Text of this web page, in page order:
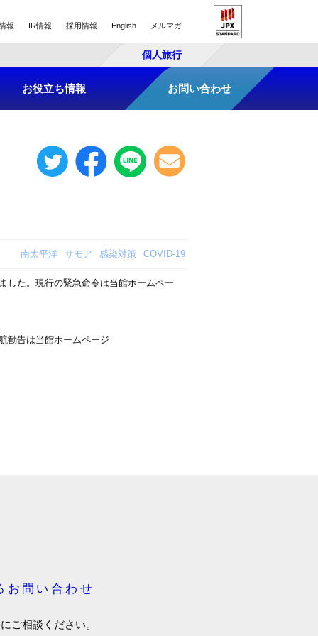
報 IR情報 採用情報 English メルマガ
個人旅行
お役立ち情報 お問い合わせ
南太平洋 サモア 感染対策 COVID-19
した。現行の緊急命令は当館ホームペー
勧告は当館ホームページ
お問い合わせ
ご相談ください。